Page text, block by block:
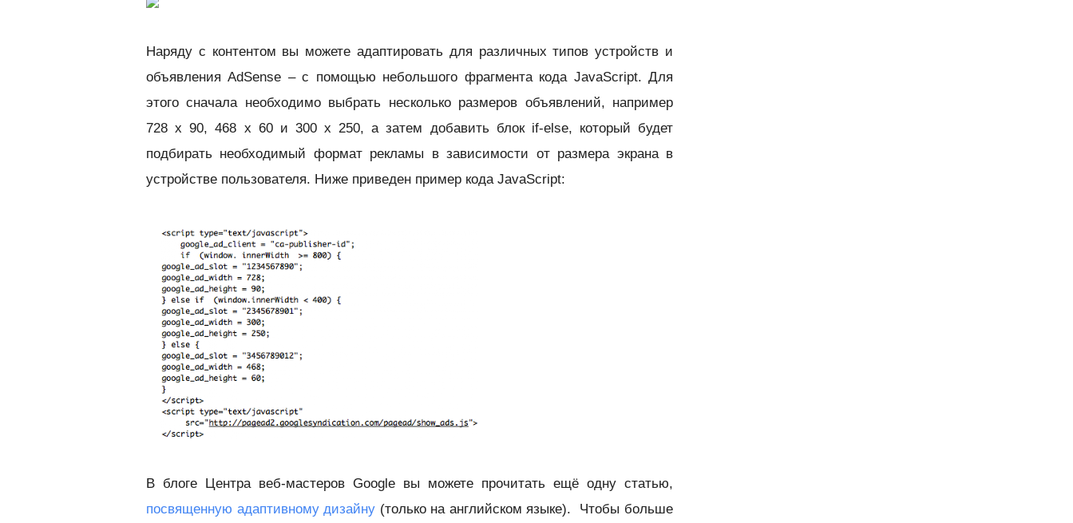
Наряду с контентом вы можете адаптировать для различных типов устройств и
объявления AdSense – с помощью небольшого фрагмента кода JavaScript. Для
этого сначала необходимо выбрать несколько размеров объявлений, например
728 x 90, 468 x 60 и 300 x 250, а затем добавить блок if-else, который будет
подбирать необходимый формат рекламы в зависимости от размера экрана в
устройстве пользователя. Ниже приведен пример кода JavaScript:
В блоге Центра веб-мастеров Google вы можете прочитать ещё одну статью,
посвященную адаптивному дизайну (только на английском языке). Чтобы больше